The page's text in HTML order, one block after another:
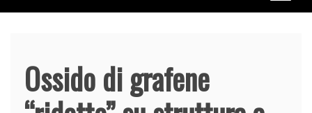
Ossido di grafene